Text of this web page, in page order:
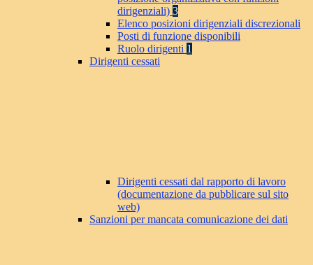
dirigenziali) 3
Elenco posizioni dirigenziali discrezionali
Posti di funzione disponibili
Ruolo dirigenti 1
Dirigenti cessati
Dirigenti cessati dal rapporto di lavoro
(documentazione da pubblicare sul sito
web)
Sanzioni per mancata comunicazione dei dati